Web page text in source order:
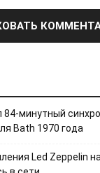
84-минутный
Bath 1970 года
Led Zeppelin